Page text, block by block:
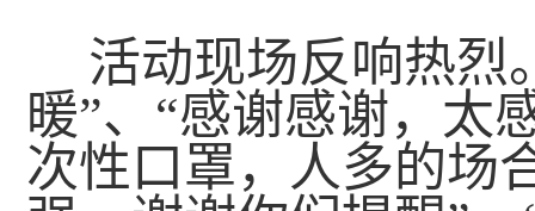
活动现场反响热烈
暖”、“感谢感谢，太
次性口罩，人多的场